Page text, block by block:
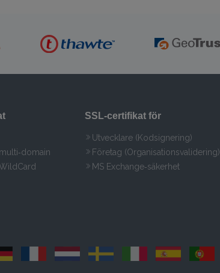
SSL‑certifikat för
Utvecklare (Kodsignering)
Företag (Organisationsvalidering)
MS Exchange‑säkerhet